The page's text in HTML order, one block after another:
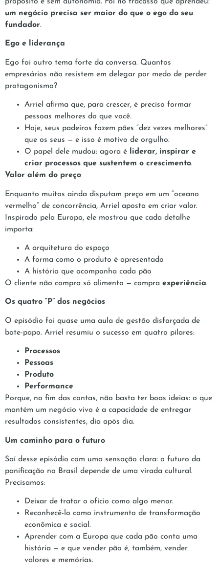
um negócio precisa ser maior do que o ego do seu
fundador.
Ego e liderança
Ego foi outro tema forte da conversa. Quantos
empresários não resistem em delegar por medo de perder
protagonismo?
Arriel afirma que, para crescer, é preciso formar
pessoas melhores do que você.
Hoje, seus padeiros fazem pães “dez vezes melhores”
que os seus — e isso é motivo de orgulho.
O papel dele mudou: agora é
liderar, inspirar e
criar processos que sustentem o crescimento.
Valor além do preço
Enquanto muitos ainda disputam preço em um “oceano
vermelho” de concorrência, Arriel aposta em criar valor.
Inspirado pela Europa, ele mostrou que cada detalhe
importa:
A arquitetura do espaço
A forma como o produto é apresentado
A história que acompanha cada pão
O cliente não compra só alimento — compra experiência.
Os quatro “P” dos negócios
O episódio foi quase uma aula de gestão disfarçada de
bate-papo. Arriel resumiu o sucesso em quatro pilares:
Processos
Pessoas
Produto
Performance
Porque, no fim das contas, não basta ter boas ideias: o que
mantém um negócio vivo é a capacidade de entregar
resultados consistentes, dia após dia.
Um caminho para o futuro
Saí desse episódio com uma sensação clara: o futuro da
panificação no Brasil depende de uma virada cultural.
Precisamos:
Deixar de tratar o ofício como algo menor.
Reconhecê-lo como instrumento de transformação
econômica e social.
Aprender com a Europa que cada pão conta uma
história — e que vender pão é, também, vender
valores e memórias.